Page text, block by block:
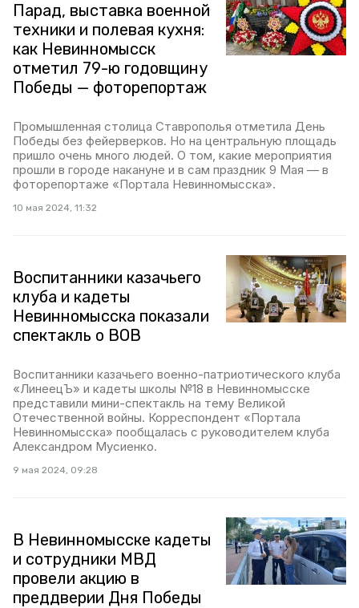
Парад, выставка военной
техники и полевая кухня:
как Невинномысск
отметил 79-ю годовщину
Победы — фоторепортаж
Промышленная столица Ставрополья отметила День
Победы без фейерверков. Но на центральную площадь
пришло очень много людей. О том, какие мероприятия
прошли в городе накануне и в сам праздник 9 Мая — в
фоторепортаже «Портала Невинномысска».
10 мая 2024, 11:32
Воспитанники казачьего
клуба и кадеты
Невинномысска показали
спектакль о ВОВ
Воспитанники казачьего военно-патриотического клуба
«ЛинеецЪ» и кадеты школы №18 в Невинномысске
представили мини-спектакль на тему Великой
Отечественной войны. Корреспондент «Портала
Невинномысска» пообщалась с руководителем клуба
Александром Мусиенко.
9 мая 2024, 09:28
В Невинномысске кадеты
и сотрудники МВД
провели акцию в
преддверии Дня Победы